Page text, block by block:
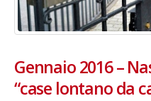
Gennaio 2016 –
“case lontano da